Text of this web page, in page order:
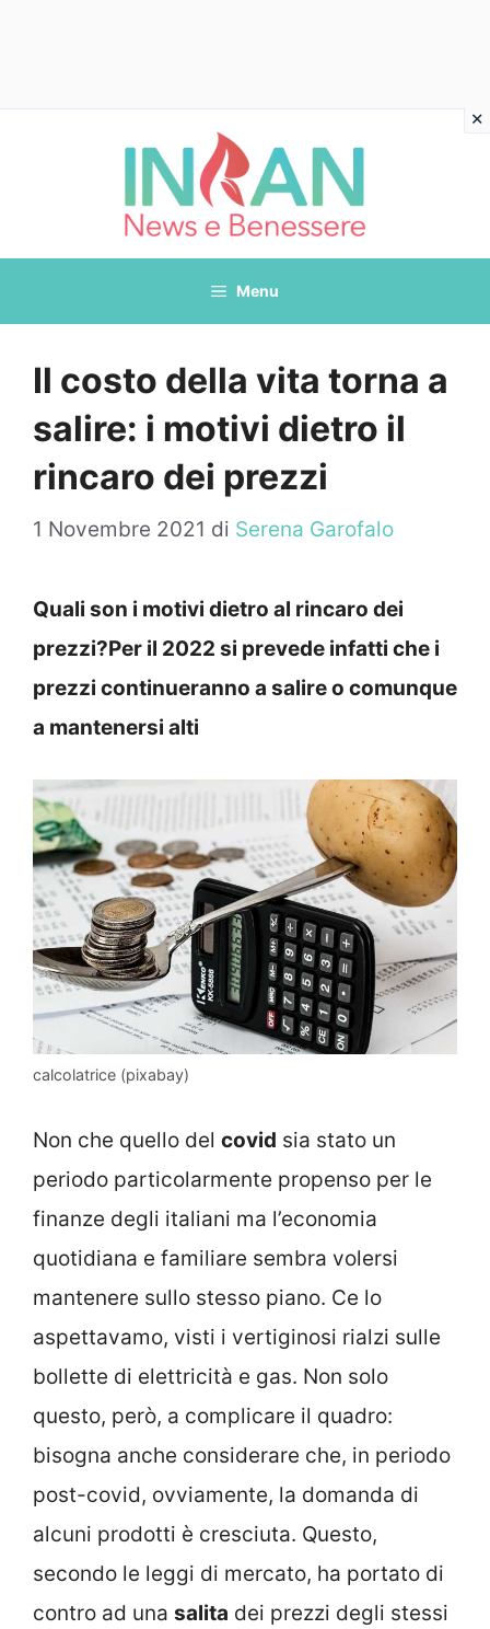
Menu
Il costo della vita torna a
salire: i motivi dietro il
rincaro dei prezzi
1 Novembre 2021 di Serena Garofalo
Quali son i motivi dietro al rincaro dei
prezzi?Per il 2022 si prevede infatti che i
prezzi continueranno a salire o comunque
a mantenersi alti
calcolatrice (pixabay)
Non che quello del covid sia stato un
periodo particolarmente propenso per le
finanze degli italiani ma l’economia
quotidiana e familiare sembra volersi
mantenere sullo stesso piano. Ce lo
aspettavamo, visti i vertiginosi rialzi sulle
bollette di elettricità e gas. Non solo
questo, però, a complicare il quadro:
bisogna anche considerare che, in periodo
post-covid, ovviamente, la domanda di
alcuni prodotti è cresciuta. Questo,
secondo le leggi di mercato, ha portato di
contro ad una salita dei prezzi degli stessi